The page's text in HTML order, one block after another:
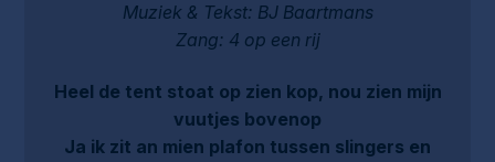
Muziek & Tekst: BJ Baartmans
Zang: 4 op een rij
Heel de tent stoat op zien kop, nou zien mijn
vuutjes bovenop
Ja ik zit an mien plafon tussen slingers en